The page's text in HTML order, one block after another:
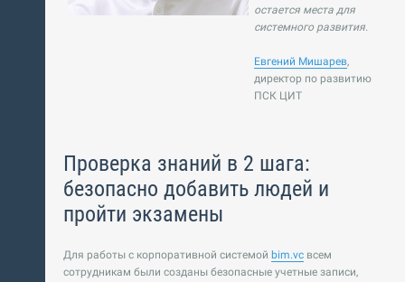
остается места для
системного развития.
Евгений Мишарев,
директор по развитию
ПСК ЦИТ
Проверка знаний в 2 шага:
безопасно добавить людей и
пройти экзамены
Для работы с корпоративной системой bim.vc всем
сотрудникам были созданы безопасные учетные записи,